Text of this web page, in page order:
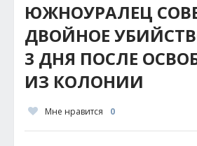
ЮЖНОУРАЛЕЦ
ДВОЙНОЕ
3 ДНЯ ПОСЛЕ
ИЗ КОЛОНИИ
Мне нравится 0